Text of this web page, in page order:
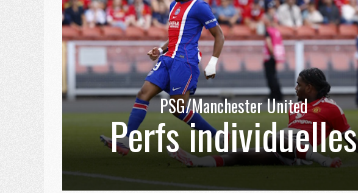
PSG/Manchester United
Perfs individuelles